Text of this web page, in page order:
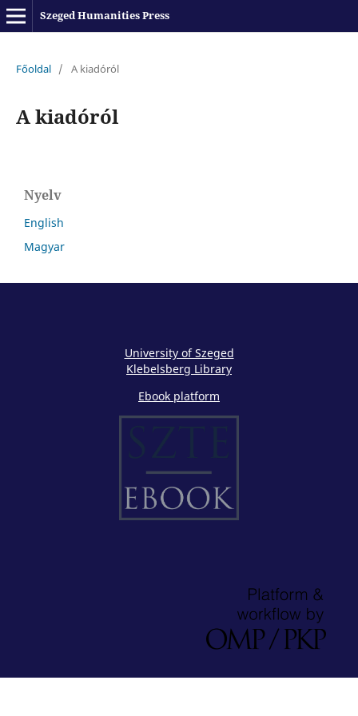
Szeged Humanities Press
Főoldal / A kiadóról
A kiadóról
Nyelv
English
Magyar
University of Szeged
Klebelsberg Library
Ebook platform